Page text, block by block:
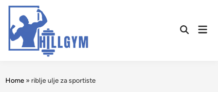
Skip
content
Open
Home » riblje ulje za sportiste